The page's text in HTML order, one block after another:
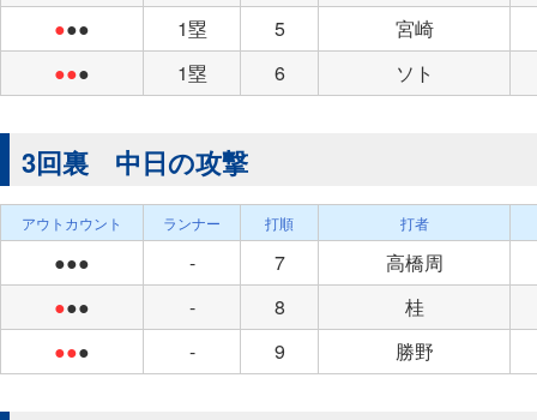
●●● 1塁 5
宮崎
●●● 1塁 6 ソト
3回裏 中日の攻撃
アウトカウント ランナー 打順 打者
●●● - 7
高橋周
●●● - 8
桂
●●● - 9 勝野